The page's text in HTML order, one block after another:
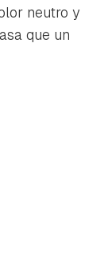
neutro y
que un